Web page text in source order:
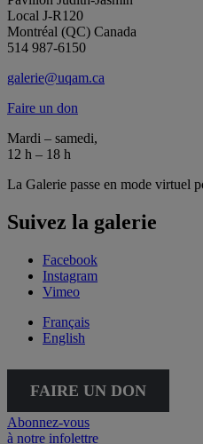
Local J-R120
Montréal (QC) Canada
514 987-6150
galerie@uqam.ca
Faire un don
Mardi – samedi,
12 h – 18 h
La Galerie passe en mode virtuel
Suivez la galerie
Facebook
Instagram
Vimeo
Français
English
FAIRE UN DON
Abonnez-vous
à notre infolettre